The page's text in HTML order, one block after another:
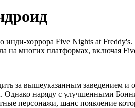
хоррора Five Nights at
на многих платформах, включая
за вышеуказанным заведением
Однако наряду с улучшенными
персонажи, шанс появление